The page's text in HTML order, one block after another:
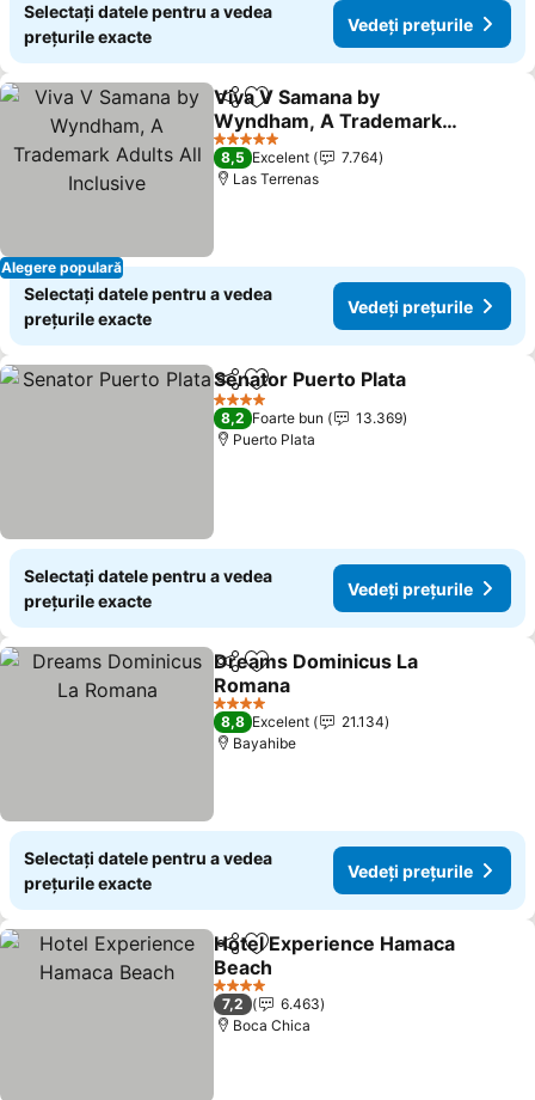
Selectați datele pentru a vedea
prețurile exacte
Vedeți prețurile
Alegere populară
DistribuițiAdăugaţi la favorite
Viva V Samana by
Wyndham, A Trademark
Adults All Inclusive
Vedeți prețurile
5 Stele
8,5 Excelent
7.764
Las Terrenas
Selectați datele pentru a vedea
prețurile exacte
Vedeți prețurile
DistribuițiAdăugaţi la favorite
Senator Puerto Plata
4 Stele
8,2 Foarte bun
13.369
Puerto Plata
Selectați datele pentru a vedea
prețurile exacte
Vedeți prețurile
DistribuițiAdăugaţi la favorite
Dreams Dominicus La
Romana
Vedeți prețurile
4 Stele
8,8 Excelent
21.134
Bayahibe
Selectați datele pentru a vedea
prețurile exacte
Vedeți prețurile
DistribuițiAdăugaţi la favorite
Hotel Experience Hamaca
Beach
Vedeți prețurile
4 Stele
7,2
6.463
Boca Chica